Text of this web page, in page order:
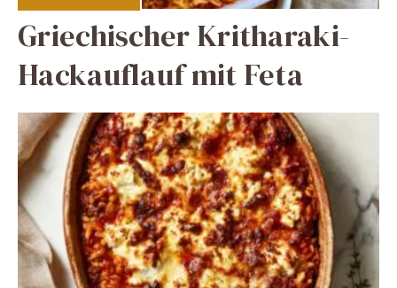
Griechischer Kritharaki-
Hackauflauf mit Feta